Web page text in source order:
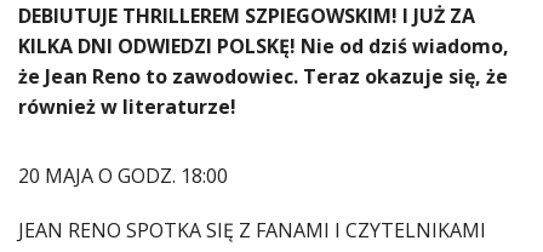
DEBIUTUJE THRILLEREM SZPIEGOWSKIM! I JUŻ ZA
KILKA DNI ODWIEDZI POLSKĘ! Nie od dziś wiadomo,
że Jean Reno to zawodowiec. Teraz okazuje się, że
również w literaturze!
20 MAJA O GODZ. 18:00
JEAN RENO SPOTKA SIĘ Z FANAMI I CZYTELNIKAMI